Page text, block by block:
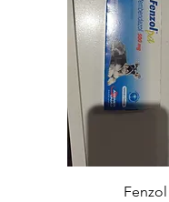
Fenzol